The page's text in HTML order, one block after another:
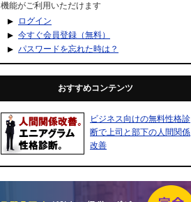
機能がご利用いただけます
ログイン
今すぐ会員登録（無料）
パスワードを忘れた時は？
おすすめコンテンツ
ビジネス向けの無料性格診
断で上司と部下の人間関係
改善